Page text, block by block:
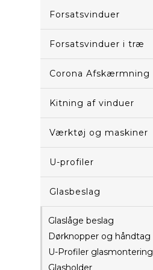
Forsatsvinduer
Forsatsvinduer i træ
Corona Afskærmning
Kitning af vinduer
Værktøj og maskiner
U-profiler
Glasbeslag
Glaslåge beslag
Dørknopper og håndtag
U-Profiler glasmontering
Glasholder